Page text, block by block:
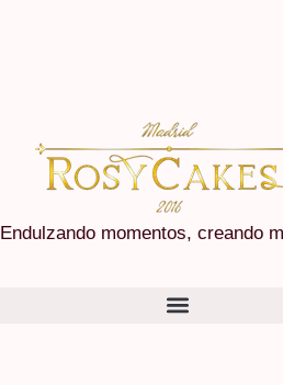
Endulzando momentos, creando